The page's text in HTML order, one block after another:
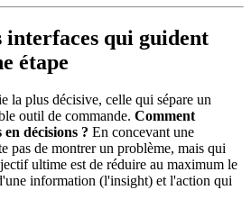
interfaces qui guident
étape
la plus décisive, celle qui sépare un
outil de commande. Comment
décisions ? En concevant une
pas de montrer un problème, mais qui
ultime est de réduire au maximum le
information (l'insight) et l'action qui